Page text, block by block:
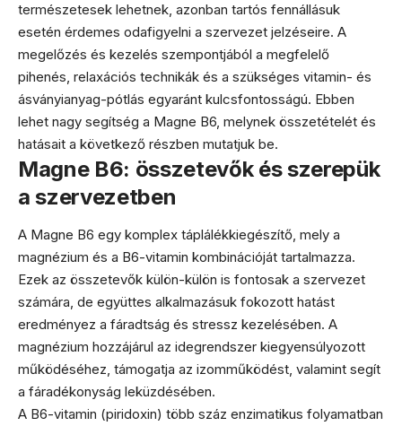
természetesek lehetnek, azonban tartós fennállásuk
esetén érdemes odafigyelni a szervezet jelzéseire. A
megelőzés és kezelés szempontjából a megfelelő
pihenés, relaxációs technikák és a szükséges vitamin- és
ásványianyag-pótlás egyaránt kulcsfontosságú. Ebben
lehet nagy segítség a Magne B6, melynek összetételét és
hatásait a következő részben mutatjuk be.
Magne B6: összetevők és szerepük
a szervezetben
A Magne B6 egy komplex táplálékkiegészítő, mely a
magnézium és a B6-vitamin kombinációját tartalmazza.
Ezek az összetevők külön-külön is fontosak a szervezet
számára, de együttes alkalmazásuk fokozott hatást
eredményez a fáradtság és stressz kezelésében. A
magnézium hozzájárul az idegrendszer kiegyensúlyozott
működéséhez, támogatja az izomműködést, valamint segít
a fáradékonyság leküzdésében.
A B6-vitamin (piridoxin) több száz enzimatikus folyamatban